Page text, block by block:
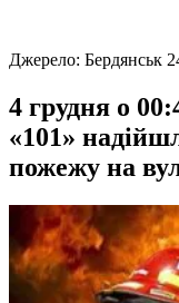
Джерело: Бердянськ
4 грудня о
«101»
пожежу на